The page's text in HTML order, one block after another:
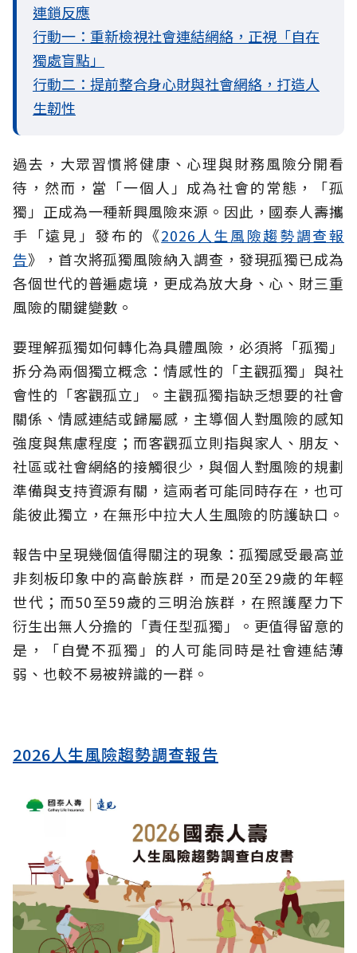
連鎖反應
行動一：重新檢視社會連結網絡，正視「自在
獨處盲點」
行動二：提前整合身心財與社會網絡，打造人
生韌性
過去，大眾習慣將健康、心理與財務風險分開看
待，然而，當「一個人」成為社會的常態，「孤
獨」正成為一種新興風險來源。因此，國泰人壽攜
手「遠見」發布的《2026人生風險趨勢調查報
告》，首次將孤獨風險納入調查，發現孤獨已成為
各個世代的普遍處境，更成為放大身、心、財三重
風險的關鍵變數。
要理解孤獨如何轉化為具體風險，必須將「孤獨」
拆分為兩個獨立概念：情感性的「主觀孤獨」與社
會性的「客觀孤立」。主觀孤獨指缺乏想要的社會
關係、情感連結或歸屬感，主導個人對風險的感知
強度與焦慮程度；而客觀孤立則指與家人、朋友、
社區或社會網絡的接觸很少，與個人對風險的規劃
準備與支持資源有關，這兩者可能同時存在，也可
能彼此獨立，在無形中拉大人生風險的防護缺口。
報告中呈現幾個值得關注的現象：孤獨感受最高並
非刻板印象中的高齡族群，而是20至29歲的年輕
世代；而50至59歲的三明治族群，在照護壓力下
衍生出無人分擔的「責任型孤獨」。更值得留意的
是，「自覺不孤獨」的人可能同時是社會連結薄
弱、也較不易被辨識的一群。
2026人生風險趨勢調查報告